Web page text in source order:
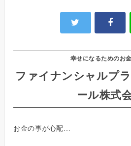
幸せになるためのお
ファイナンシャルプ
ール株式
お金の事が心配…